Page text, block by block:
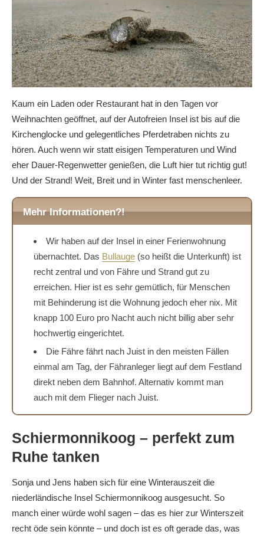
Kaum ein Laden oder Restaurant hat in den Tagen vor
Weihnachten geöffnet, auf der Autofreien Insel ist bis auf die
Kirchenglocke und gelegentliches Pferdetraben nichts zu
hören. Auch wenn wir statt eisigen Temperaturen und Wind
eher Dauer-Regenwetter genießen, die Luft hier tut richtig gut!
Und der Strand! Weit, Breit und in Winter fast menschenleer.
Mehr Informationen?!
Wir haben auf der Insel in einer Ferienwohnung
übernachtet. Das Bullauge (so heißt die Unterkunft) ist
recht zentral und von Fähre und Strand gut zu
erreichen. Hier ist es sehr gemütlich, für Menschen
mit Behinderung ist die Wohnung jedoch eher nix. Mit
knapp 100 Euro pro Nacht auch nicht billig aber sehr
hochwertig eingerichtet.
Die Fähre fährt nach Juist in den meisten Fällen
einmal am Tag, der Fähranleger liegt auf dem Festland
direkt neben dem Bahnhof. Alternativ kommt man
auch mit dem Flieger nach Juist.
Schiermonnikoog – perfekt zum
Ruhe tanken
Sonja und Jens haben sich für eine Winterauszeit die
niederländische Insel Schiermonnikoog ausgesucht. So
manch einer würde wohl sagen – das es hier zur Winterszeit
recht öde sein könnte – und doch ist es oft gerade das, was